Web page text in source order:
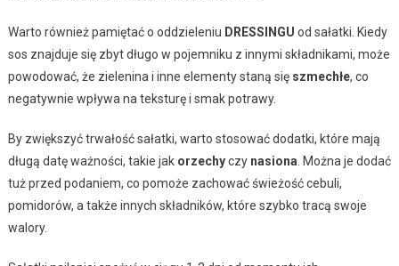
Warto również pamiętać o oddzieleniu DRESSINGU od sałatki. Kiedy
sos znajduje się zbyt długo w pojemniku z innymi składnikami, może
powodować, że zielenina i inne elementy staną się szmechłe, co
negatywnie wpływa na teksturę i smak potrawy.
By zwiększyć trwałość sałatki, warto stosować dodatki, które mają
długą datę ważności, takie jak orzechyczy nasiona . Można je dodać
tuż przed podaniem, co pomoże zachować świeżość cebuli,
pomidorów, a także innych składników, które szybko tracą swoje
walory.